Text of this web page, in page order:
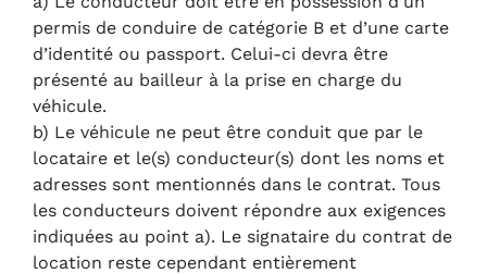
permis de conduire de catégorie B et d’une carte
d’identité ou passport. Celui-ci devra être
présenté au bailleur à la prise en charge du
véhicule.
b) Le véhicule ne peut être conduit que par le
locataire et le(s) conducteur(s) dont les noms et
adresses sont mentionnés dans le contrat. Tous
les conducteurs doivent répondre aux exigences
indiquées au point a). Le signataire du contrat de
location reste cependant entièrement